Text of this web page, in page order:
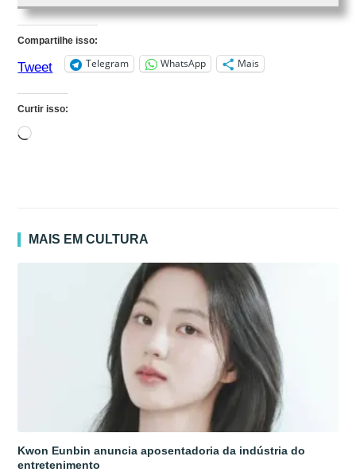
Compartilhe isso:
Tweet Telegram WhatsApp Mais
Curtir isso:
Carregando...
MAIS EM CULTURA
Kwon Eunbin anuncia aposentadoria da indústria do
entretenimento